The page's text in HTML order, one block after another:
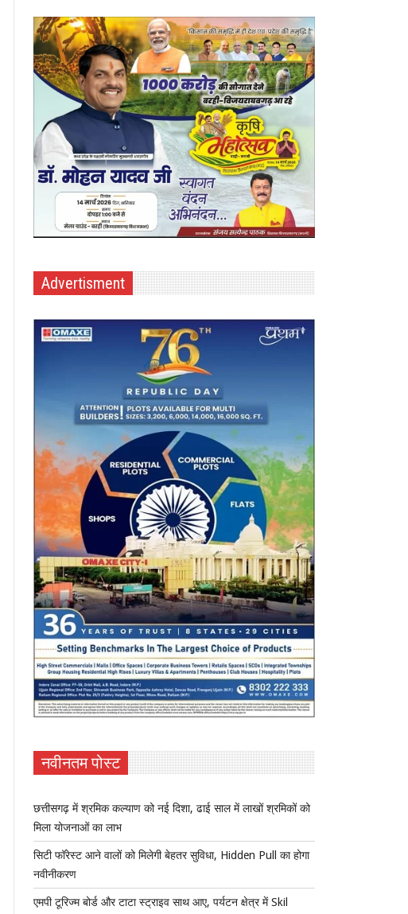
Advertisment
नवीनतम पोस्ट
छत्तीसगढ़ में श्रमिक कल्याण को नई दिशा, ढाई साल में लाखों श्रमिकों को
मिला योजनाओं का लाभ
सिटी फॉरेस्ट आने वालों को मिलेगी बेहतर सुविधा, Hidden Pull का होगा
नवीनीकरण
एमपी टूरिज्म बोर्ड और टाटा स्ट्राइव साथ आए, पर्यटन क्षेत्र में Skil